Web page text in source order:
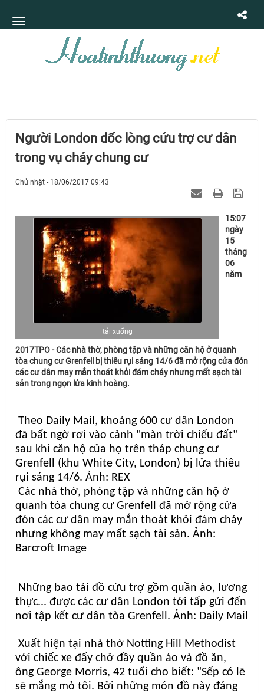
Người London dốc lòng cứu trợ cư dân
trong vụ cháy chung cư
Chủ nhật - 18/06/2017 09:43
tải xuống
15:07
ngày
15
tháng
06
năm
2017TPO - Các nhà thờ, phòng tập và những căn hộ ở quanh
tòa chung cư Grenfell bị thiêu rụi sáng 14/6 đã mở rộng cửa đón
các cư dân may mắn thoát khỏi đám cháy nhưng mất sạch tài
sản trong ngọn lửa kinh hoàng.
Theo Daily Mail, khoảng 600 cư dân London
đã bất ngờ rơi vào cảnh "màn trời chiếu đất"
sau khi căn hộ của họ trên tháp chung cư
Grenfell (khu White City, London) bị lửa thiêu
rụi sáng 14/6. Ảnh: REX
Các nhà thờ, phòng tập và những căn hộ ở
quanh tòa chung cư Grenfell đã mở rộng cửa
đón các cư dân may mắn thoát khỏi đám cháy
nhưng không may mất sạch tài sản. Ảnh:
Barcroft Image
Những bao tải đồ cứu trợ gồm quần áo, lương
thực... được các cư dân London tới tấp gửi đến
nơi tập kết cư dân tòa Grenfell. Ảnh: Daily Mail
Xuất hiện tại nhà thờ Notting Hill Methodist
với chiếc xe đẩy chở đầy quần áo và đồ ăn,
ông George Morris, 42 tuổi cho biết: "Sếp có lẽ
sẽ mắng mỏ tôi. Bởi những món đồ này đáng